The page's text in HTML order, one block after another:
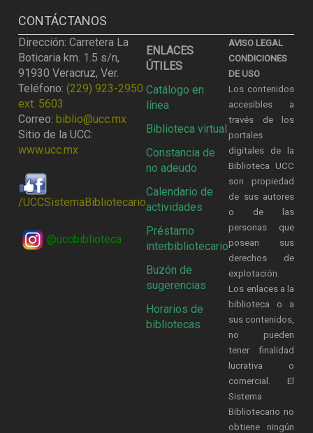
CONTÁCTANOS
Dirección: Carretera La
Boticaria km. 1.5 s/n,
91930 Veracruz, Ver.
Teléfono:(229) 923-2950
ext. 5603
Correo:biblio@ucc.mx
Sitio de la UCC:
www.ucc.mx
/UCCSistemaBibliotecario
@uccbiblioteca
ENLACES
ÚTILES
Catálogo en
línea
Biblioteca virtual
Constancia de
no adeudo
Calendario de
actividades
Préstamo
interbibliotecario
Buzón de
sugerencias
Horarios de
bibliotecas
AVISO LEGAL
CONDICIONES
DE USO
Los contenidos
accesibles a
través de los
portales
digitales de la
Biblioteca UCC
son propiedad
de sus autores
o de las
personas que
posean sus
derechos de
explotación.
Los enlaces a la
biblioteca o a
sus contenidos,
no pueden
tener finalidad
lucrativa o
comercial. El
Sistema
Bibliotecario no
obtiene ningún